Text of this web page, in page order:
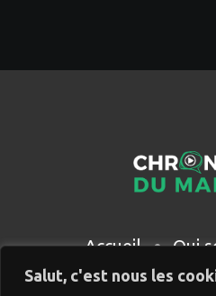
Salut, c'est nous les
Accueil
Qui
Partenaires